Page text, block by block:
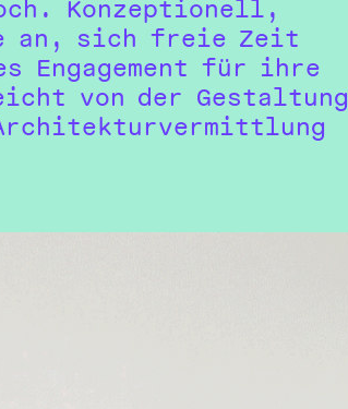
Konzeptionell,
an, sich freie Zeit
für ihre
von der Gestaltung